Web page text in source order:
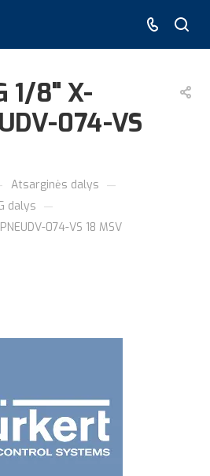
1/8" X-
074-VS
Atsarginės dalys —
dalys —
074-VS 18 MSV